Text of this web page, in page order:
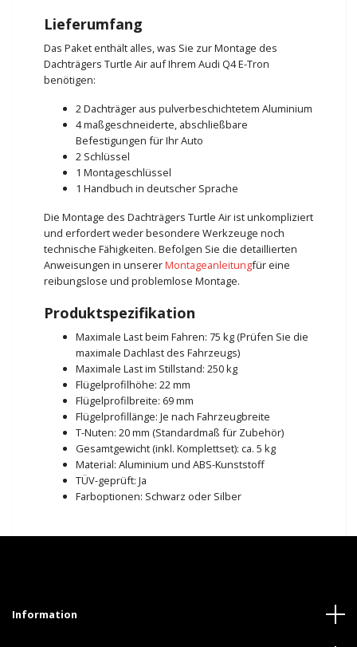
Lieferumfang
Das Paket enthält alles, was Sie zur Montage des
Dachträgers Turtle Air auf Ihrem Audi Q4 E-Tron
benötigen:
2 Dachträger aus pulverbeschichtetem Aluminium
4 maßgeschneiderte, abschließbare
Befestigungen für Ihr Auto
2 Schlüssel
1 Montageschlüssel
1 Handbuch in deutscher Sprache
Die Montage des Dachträgers Turtle Air ist unkompliziert
und erfordert weder besondere Werkzeuge noch
technische Fähigkeiten. Befolgen Sie die detaillierten
Anweisungen in unsererMontageanleitungfür eine
reibungslose und problemlose Montage.
Produktspezifikation
Maximale Last beim Fahren: 75 kg (Prüfen Sie die
maximale Dachlast des Fahrzeugs)
Maximale Last im Stillstand: 250 kg
Flügelprofilhöhe: 22 mm
Flügelprofilbreite: 69 mm
Flügelprofillänge: Je nach Fahrzeugbreite
T-Nuten: 20 mm (Standardmaß für Zubehör)
Gesamtgewicht (inkl. Komplettset): ca. 5 kg
Material: Aluminium und ABS-Kunststoff
TÜV-geprüft: Ja
Farboptionen: Schwarz oder Silber
Information